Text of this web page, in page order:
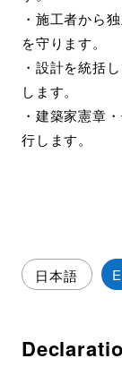
・施工者から
を守ります。
・設計を統括
します。
・建築家憲章
行します。
日本語